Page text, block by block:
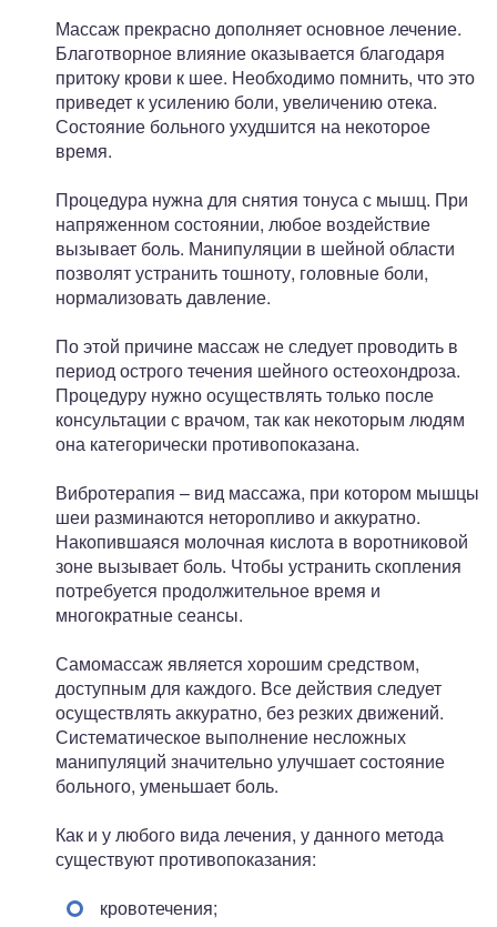
Массаж прекрасно дополняет основное лечение.
Благотворное влияние оказывается благодаря
притоку крови к шее. Необходимо помнить, что это
приведет к усилению боли, увеличению отека.
Состояние больного ухудшится на некоторое
время.
Процедура нужна для снятия тонуса с мышц. При
напряженном состоянии, любое воздействие
вызывает боль. Манипуляции в шейной области
позволят устранить тошноту, головные боли,
нормализовать давление.
По этой причине массаж не следует проводить в
период острого течения шейного остеохондроза.
Процедуру нужно осуществлять только после
консультации с врачом, так как некоторым людям
она категорически противопоказана.
Вибротерапия – вид массажа, при котором мышцы
шеи разминаются неторопливо и аккуратно.
Накопившаяся молочная кислота в воротниковой
зоне вызывает боль. Чтобы устранить скопления
потребуется продолжительное время и
многократные сеансы.
Самомассаж является хорошим средством,
доступным для каждого. Все действия следует
осуществлять аккуратно, без резких движений.
Систематическое выполнение несложных
манипуляций значительно улучшает состояние
больного, уменьшает боль.
Как и у любого вида лечения, у данного метода
существуют противопоказания:
кровотечения;